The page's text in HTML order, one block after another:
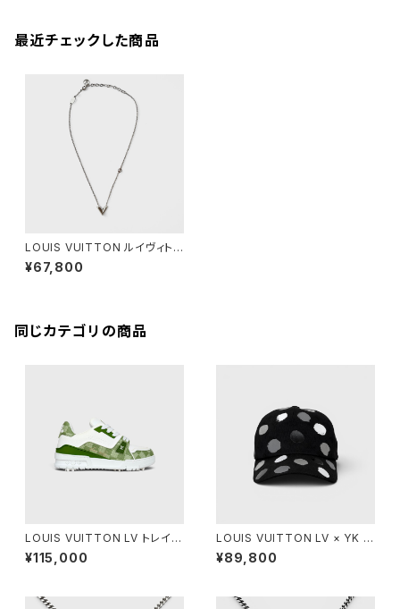
最近チェックした商品
LOUIS VUITTON ルイヴィトン
ネックレス エッセンシャルV
¥67,800
同じカテゴリの商品
LOUIS VUITTON LV トレイナ
ー スニーカー グリーン 5
¥115,000
LOUIS VUITTON LV × YK ペ
インティッド ドット キャップ ブラ
ック L
¥89,800